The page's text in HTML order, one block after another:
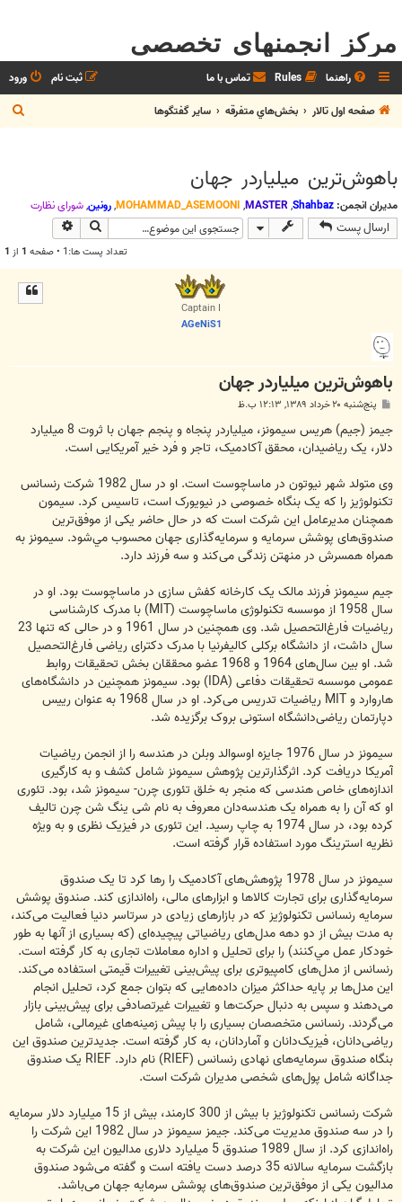
مرکز انجمنهای تخصصی
راهنما Rules تماس با ما ورود
ثبت نام
صفحه اول تالار
بخش‌‌هاي متفرقه ساير گفتگوها
س
با‌هوش‌ترین میلیاردر جهان
مدیران انجمن: Shahbaz
,
MASTER
,
MOHAMMAD_ASEMOONI
,رونین,شوراي نظارت
ارسال پست جستجو
تعداد پست ها:1 • صفحه 1 از 1
Captain I
AGeNiS1
با‌هوش‌ترین میلیاردر جهان
س
ت
پنج‌شنبه ۲۰ خرداد ۱۳۸۹, ۱۲:۱۳ ب.ظ
جیمز (جیم) هریس سیمونز، میلیاردر پنجاه و پنجم جهان با ثروت 8 میلیارد
دلار،‌ یک ریاضیدان، محقق آکادمیک، تاجر و فرد خیر آمریکایی است.
وی متولد شهر نیوتون در ماساچوست است. او در سال 1982 شرکت رنسانس
تکنولوژیز را که یک بنگاه خصوصی در نیویورک است، تاسیس کرد. سیمون
همچنان مدیرعامل این شرکت است که در حال حاضر یکی از موفق‌ترین
صندوق‌های پوشش سرمایه و سرمایه‌گذاری جهان محسوب مي‌شود. سیمونز به
همراه همسرش در منهتن زندگی می‌کند و سه فرزند دارد.
جیم سیمونز فرزند مالک یک کارخانه کفش سازی در ماساچوست بود. او در
سال 1958 از موسسه تکنولوژی ماساچوست (MIT) با مدرک کارشناسی
ریاضیات فارغ‌التحصیل شد. وی همچنین در سال 1961 و در حالی که تنها 23
سال داشت، از دانشگاه برکلی کالیفرنیا با مدرک دکترای ریاضی فارغ‌التحصیل
شد. او بین سال‌های 1964 و 1968 عضو محققان بخش تحقیقات روابط
عمومی موسسه تحقیقات دفاعی (IDA) بود. سیمونز همچنین در دانشگاه‌های
هاروارد و MIT ریاضیات تدریس می‌کرد. او در سال 1968 به عنوان ريیس
دپارتمان ریاضی‌دانشگاه استونی بروک برگزیده شد.
سیمونز در سال 1976 جایزه اوسوالد وبلن در هندسه را از انجمن ریاضیات
آمریکا دریافت کرد. اثرگذارترین پژوهش سیمونز شامل کشف و به کارگیری
اندازه‌های خاص هندسی که منجر به خلق تئوری چرن- سیمونز شد، بود. تئوری
او که آن را به همراه یک هندسه‌دان معروف به نام شی ینگ شن چرن تالیف
کرده بود، در سال 1974 به چاپ رسید. این تئوری در فیزیک نظری و به ویژه
نظریه استرینگ مورد استفاده قرار گرفته است.
سیمونز در سال 1978 پژوهش‌های آکادمیک را رها کرد تا یک صندوق
سرمایه‌گذاری برای تجارت کالاها و ابزارهای مالی، راه‌اندازی کند. صندوق پوشش
سرمایه رنسانس تکنولوژیز که در بازارهای زیادی در سرتاسر دنیا فعالیت می‌کند،
به مدت بیش از دو دهه مدل‌های ریاضیاتی پیچیده‌ای (که بسیاری از آنها به طور
خودکار عمل مي‌كنند) را برای تحلیل و اداره معاملات تجاری به کار گرفته است.
رنسانس از مدل‌های کامپیوتری برای پیش‌بینی تغییرات قیمتی استفاده می‌کند.
این مدل‌ها بر پایه حداکثر میزان داده‌هایی که بتوان جمع کرد، تحلیل انجام
می‌دهند و سپس به دنبال حرکت‌ها و تغییرات غیر‌تصادفی برای پیش‌بینی بازار
می‌گردند. رنسانس متخصصان بسیاری را با پیش زمینه‌های غیر‌مالی، شامل
ریاضی‌دانان، ‌فیزیک‌دانان و آماردانان، به کار گرفته است. جدیدترین صندوق این
بنگاه صندوق سرمایه‌های نهادی رنسانس (RIEF) نام دارد. RIEF یک صندوق
جداگانه شامل پول‌های شخصی مدیران شرکت است.
شرکت رنسانس تکنولوژیز با بیش از 300 کارمند، بیش از 15 میلیارد دلار سرمایه
را در سه صندوق مدیریت می‌کند. جیمز سیمونز در سال 1982 این شرکت را
راه‌اندازی کرد. از سال 1989 صندوق 5 میلیارد دلاری مدالیون این شرکت به
بازگشت سرمایه سالانه 35 درصد دست یافته است و گفته می‌شود صندوق
مدالیون یکی از موفق‌ترین صندوق‌های پوشش سرمایه جهان می‌باشد.